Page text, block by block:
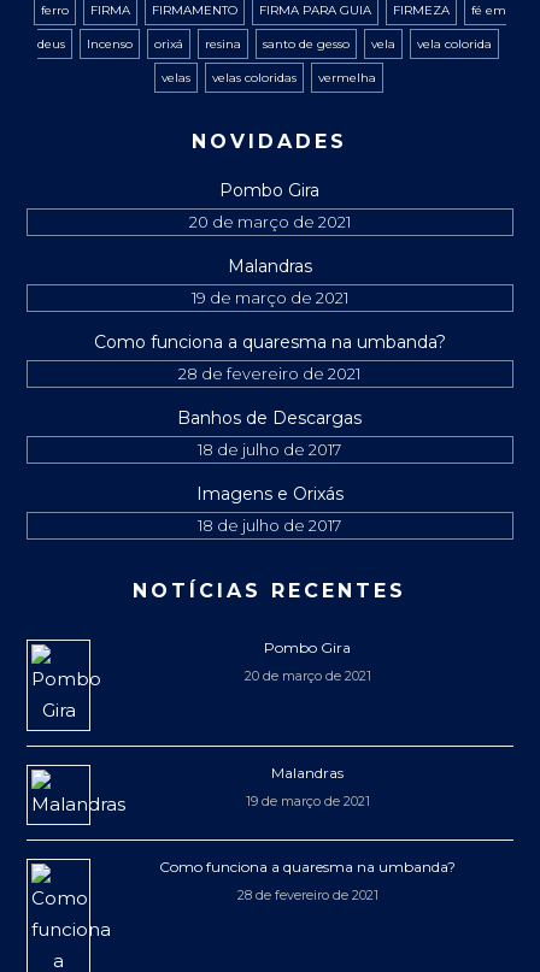
ferro FIRMA FIRMAMENTO FIRMA PARA GUIA FIRMEZA fé em
deus Incenso orixá resina santo de gesso vela vela colorida
velas velas coloridas vermelha
NOVIDADES
Pombo Gira
20 de março de 2021
Malandras
19 de março de 2021
Como funciona a quaresma na umbanda?
28 de fevereiro de 2021
Banhos de Descargas
18 de julho de 2017
Imagens e Orixás
18 de julho de 2017
NOTÍCIAS RECENTES
Pombo Gira
20 de março de 2021
Malandras
19 de março de 2021
Como funciona a quaresma na umbanda?
28 de fevereiro de 2021